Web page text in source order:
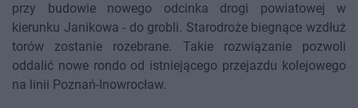
przy budowie nowego odcinka drogi powiatowej w
kierunku Janikowa - do grobli. Starodroże biegnące wzdłuż
torów zostanie rozebrane. Takie rozwiązanie pozwoli
oddalić nowe rondo od istniejącego przejazdu kolejowego
na linii Poznań-Inowrocław.